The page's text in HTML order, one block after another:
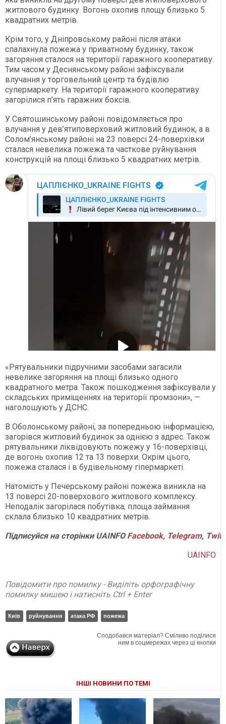
житлового будинку. Вогонь охопив площу близько 5
квадратних метрів.
Крім того, у Дніпровському районі після атаки
спалахнула пожежа у приватному будинку, також
загоряння сталося на території гаражного кооперативу.
Тим часом у Деснянському районі зафіксували
влучання у торговельний центр та будівлю
супермаркету. На території гаражного кооперативу
загорілися п’ять гаражних боксів.
У Святошинському районі повідомляється про
влучання у дев’ятиповерховий житловий будинок, а в
Солом’янському районі на 23 поверсі 24-поверхівки
сталася невелика пожежа та часткове руйнування
конструкцій на площі близько 5 квадратних метрів.
«Рятувальники підручними засобами загасили
невелике загоряння на площі близько одного
квадратного метра. Також пошкодження зафіксували у
складських приміщеннях на території промзони», —
наголошують у ДСНС.
В Оболонському районі, за попередньою інформацією,
загорівся житловий будинок за однією з адрес. Також
рятувальники ліквідовують пожежу у 16-поверхівці,
де вогонь охопив 12 та 13 поверхи. Окрім цього,
пожежа сталася і в будівельному гіпермаркеті.
Натомість у Печерському районі пожежа виникла на
13 поверсі 20-поверхового житлового комплексу.
Неподалік загорілася побутівка, площа займання
склала близько 10 квадратних метрів.
ПідписуйсянасторінкиUAINFO Facebook, Telegram,
UAINFO
Повідомити про помилку - Виділіть орфографічну
помилку мишею і натисніть Ctrl + Enter
Київ руйнування атака РФ пожежа
Сподобався матеріал? Сміливо поділися
ним в соцмережах через ці кнопки
ІНШІ НОВИНИ ПО ТЕМІ